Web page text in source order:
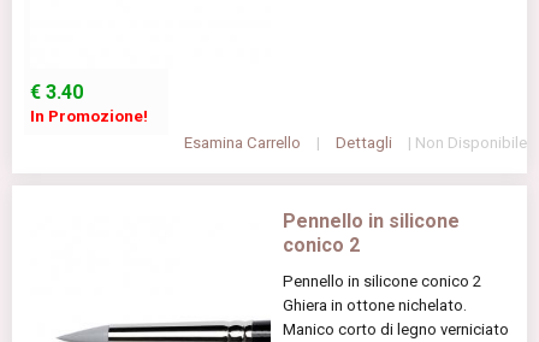
€ 3.40
In Promozione!
Esamina Carrello
| Dettagli | Non Disponibile
Pennello in silicone
conico 2
Pennello in silicone conico 2
Ghiera in ottone nichelato.
Manico corto di legno verniciato